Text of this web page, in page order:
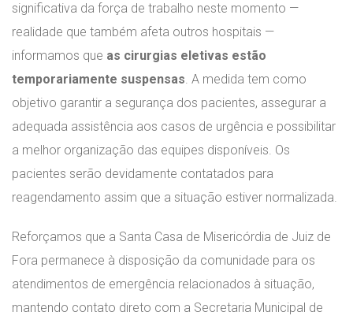
significativa da força de trabalho neste momento —
realidade que também afeta outros hospitais —
informamos que as cirurgias eletivas estão
temporariamente suspensas. A medida tem como
objetivo garantir a segurança dos pacientes, assegurar a
adequada assistência aos casos de urgência e possibilitar
a melhor organização das equipes disponíveis. Os
pacientes serão devidamente contatados para
reagendamento assim que a situação estiver normalizada.
Reforçamos que a Santa Casa de Misericórdia de Juiz de
Fora permanece à disposição da comunidade para os
atendimentos de emergência relacionados à situação,
mantendo contato direto com a Secretaria Municipal de